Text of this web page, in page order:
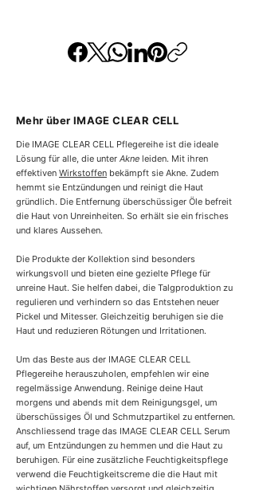
.
0
1
0
G
r
a
m
m
Mehr über IMAGE CLEAR CELL
Die IMAGE CLEAR CELL Pflegereihe ist die ideale
Lösung für alle, die unter Akne leiden. Mit ihren
effektiven Wirkstoffen bekämpft sie Akne. Zudem
hemmt sie Entzündungen und reinigt die Haut
gründlich. Die Entfernung überschüssiger Öle befreit
die Haut von Unreinheiten. So erhält sie ein frisches
und klares Aussehen.
Die Produkte der Kollektion sind besonders
wirkungsvoll und bieten eine gezielte Pflege für
unreine Haut. Sie helfen dabei, die Talgproduktion zu
regulieren und verhindern so das Entstehen neuer
Pickel und Mitesser. Gleichzeitig beruhigen sie die
Haut und reduzieren Rötungen und Irritationen.
Um das Beste aus der IMAGE CLEAR CELL
Pflegereihe herauszuholen, empfehlen wir eine
regelmässige Anwendung. Reinige deine Haut
morgens und abends mit dem Reinigungsgel, um
überschüssiges Öl und Schmutzpartikel zu entfernen.
Anschliessend trage das IMAGE CLEAR CELL Serum
auf, um Entzündungen zu hemmen und die Haut zu
beruhigen. Für eine zusätzliche Feuchtigkeitspflege
verwend die Feuchtigkeitscreme die die Haut mit